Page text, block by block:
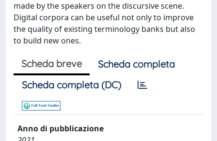
made by the speakers on the discursive scene.
Digital corpora can be useful not only to improve
the quality of existing terminology banks but also
to build new ones.
Scheda breve
Scheda completa
Scheda completa (DC)
Anno di pubblicazione